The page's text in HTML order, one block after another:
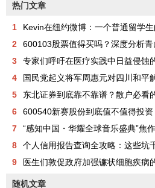
克
周
他
公...
了
慌
名
她
军
官
区
小
害
热门文章
1
Kevin在纽约微博：一个普通留学
2
600103股票值得买吗？深度分析
3
专家们呼吁在医疗实践中日益侵蚀
4
国民党起义将军周惠元对四川和平解放的历史贡献及“
5
东北证券到底靠不靠谱？散户必看
6
600540新赛股份到底值不值得投资？
7
“感知中国・华耀全球音乐盛典”焦
8
个人信用报告查询全攻略：这些坑
9
医生们敦促政府加强镰状细胞疾病
随机文章